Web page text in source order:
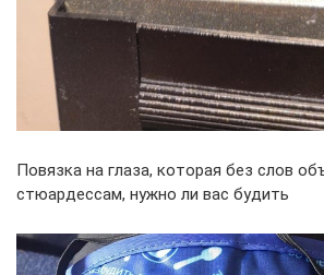
Повязка на глаза, которая без слов
стюардессам, нужно ли вас будить